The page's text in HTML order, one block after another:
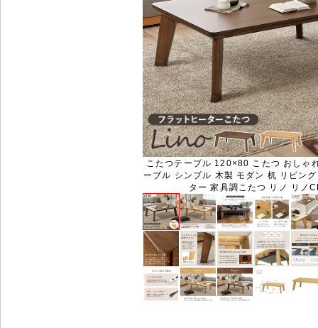
こたつテーブル 120×80 こたつ おしゃ
ーブル シンプル 木製 モダン 机 リビン
ター 家具調こたつ リノ リノ